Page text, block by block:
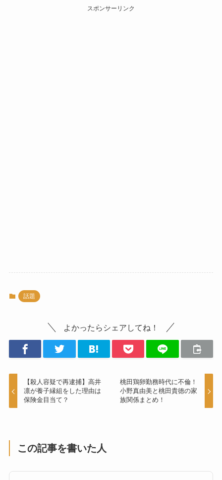
スポンサーリンク
話題
よかったらシェアしてね！
【殺人容疑で再逮捕】高井
凛が養子縁組をした理由は
保険金目当て？
桃田鶏卵勤務時代に不倫！
小野真由美と桃田貴徳の家
族関係まとめ！
この記事を書いた人